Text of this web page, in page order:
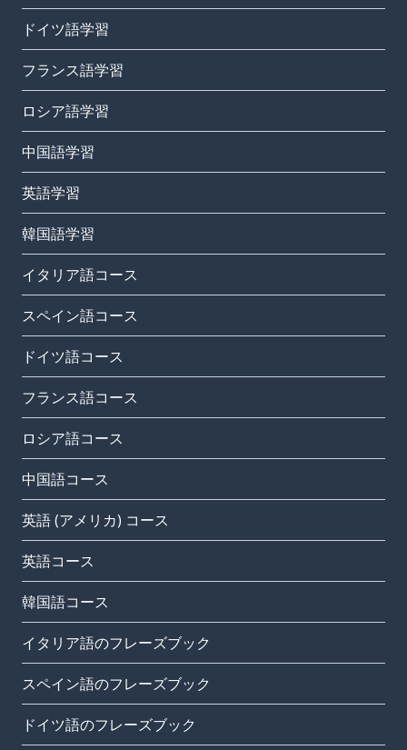
ドイツ語学習
フランス語学習
ロシア語学習
中国語学習
英語学習
韓国語学習
イタリア語コース
スペイン語コース
ドイツ語コース
フランス語コース
ロシア語コース
中国語コース
英語 (アメリカ) コース
英語コース
韓国語コース
イタリア語のフレーズブック
スペイン語のフレーズブック
ドイツ語のフレーズブック